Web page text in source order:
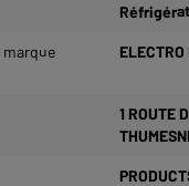
ELECTRO
1 ROUTE